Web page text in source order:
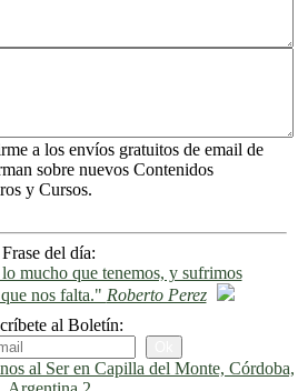
a los envíos gratuitos de email de
sobre nuevos Contenidos
y Cursos.
Frase del día:
mucho que tenemos, y sufrimos
nos falta." Roberto Perez
al Boletín: